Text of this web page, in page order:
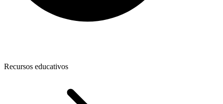
Recursos educativos